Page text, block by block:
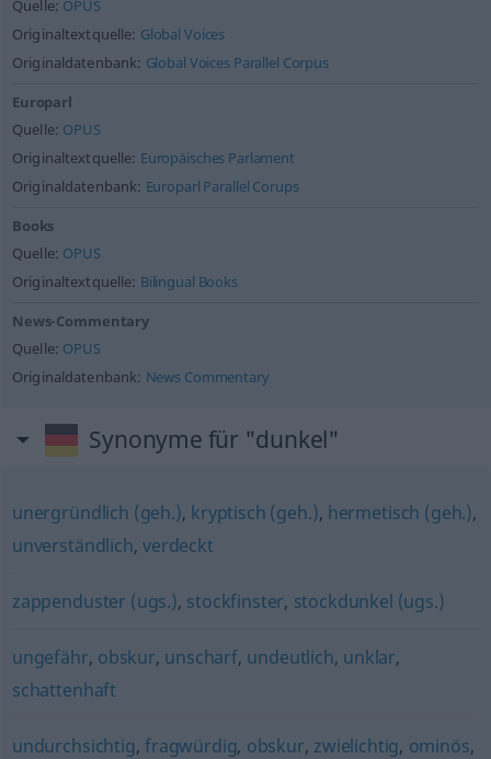
Quelle: OPUS
Originaltextquelle: Global Voices
Originaldatenbank: Global Voices Parallel Corpus
Europarl
Quelle: OPUS
Originaltextquelle: Europäisches Parlament
Originaldatenbank: Europarl Parallel Corups
Books
Quelle: OPUS
Originaltextquelle: Bilingual Books
News-Commentary
Quelle: OPUS
Originaldatenbank: News Commentary
Synonyme für "dunkel"
unergründlich (geh.), kryptisch (geh.), hermetisch (geh.),
unverständlich, verdeckt
zappenduster (ugs.), stockfinster, stockdunkel (ugs.)
ungefähr, obskur, unscharf, undeutlich, unklar,
schattenhaft
undurchsichtig, fragwürdig, obskur, zwielichtig, ominös,